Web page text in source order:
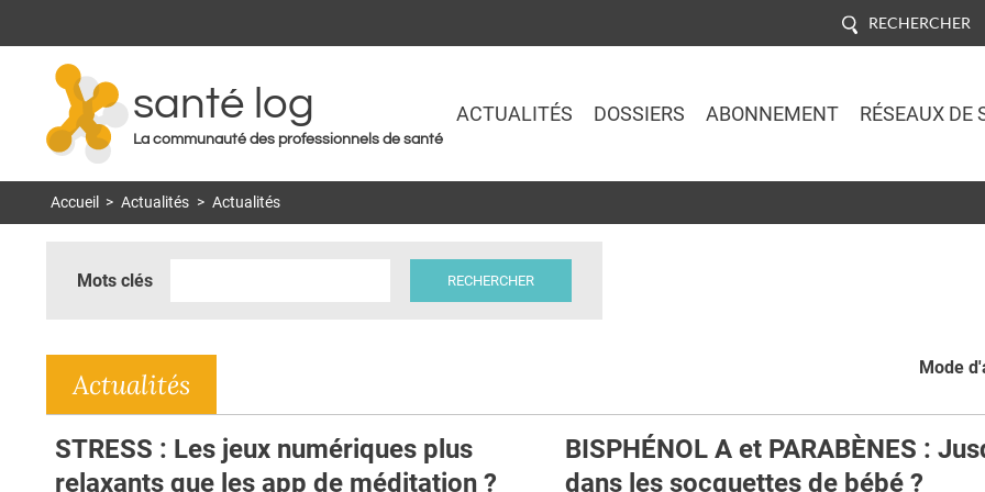
RECHERCHER
santé log
La communauté des professionnels de santé
ACTUALITÉS DOSSIERS ABONNEMENT RÉSEAUX DE
Accueil > Actualités > Actualités
Mots clés
Mode
Actualités
STRESS : Les jeux numériques plus
relaxants que les app de méditation ?
BISPHÉNOL A et PARABÈNES :
dans les socquettes de bébé ?